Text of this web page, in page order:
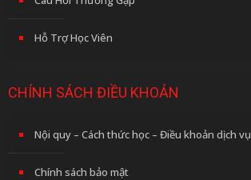
Hỗ Trợ Học Viên
CHÍNH SÁCH ĐIỀU KHOẢN
Nội quy – Cách thức học – Điều khoản dịch vụ
Chính sách bảo mật